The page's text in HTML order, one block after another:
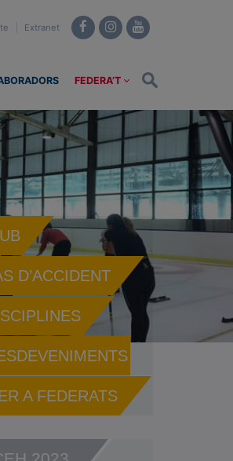
Extranet
FEDERA’T
D’ACCIDENT
A FEDERATS